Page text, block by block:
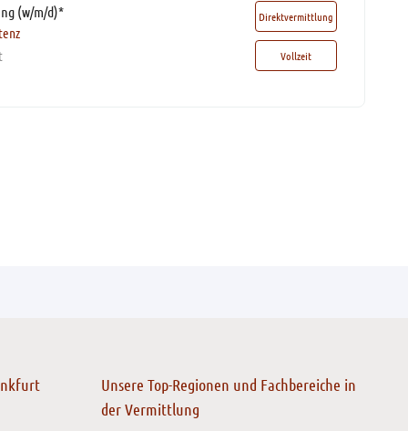
(w/m/d)* Direktvermittlung
Vollzeit
Unsere Top-Regionen und Fachbereiche in
der Vermittlung